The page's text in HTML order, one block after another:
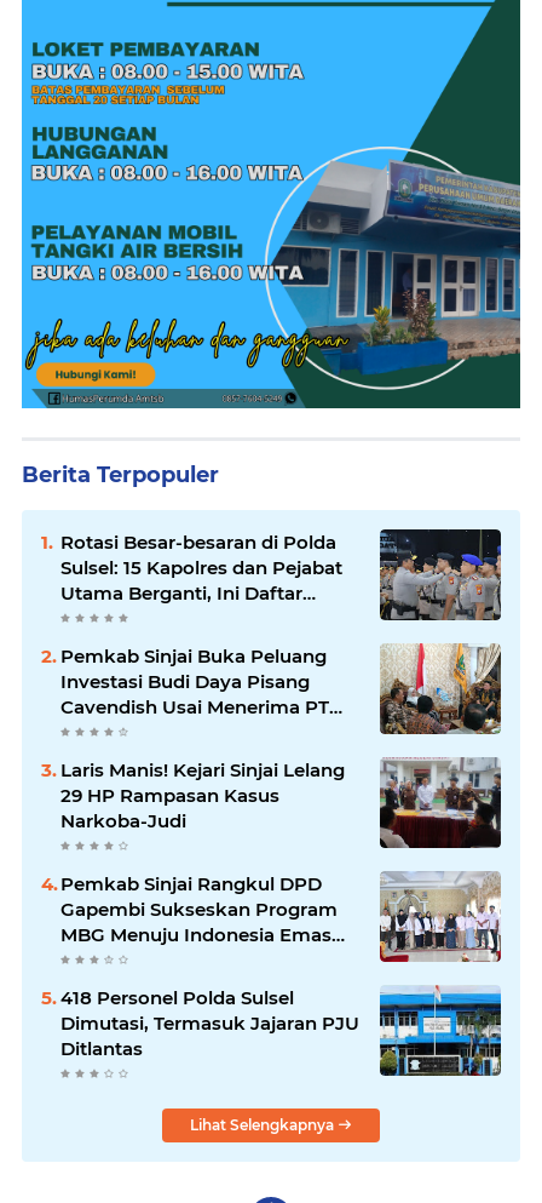
Berita Terpopuler
Rotasi Besar-besaran di Polda
Sulsel: 15 Kapolres dan Pejabat
Utama Berganti, Ini Daftar
Lengkapnya
Pemkab Sinjai Buka Peluang
Investasi Budi Daya Pisang
Cavendish Usai Menerima PT
GGF
Laris Manis! Kejari Sinjai Lelang
29 HP Rampasan Kasus
Narkoba-Judi
Pemkab Sinjai Rangkul DPD
Gapembi Sukseskan Program
MBG Menuju Indonesia Emas
2045
418 Personel Polda Sulsel
Dimutasi, Termasuk Jajaran PJU
Ditlantas
Lihat Selengkapnya